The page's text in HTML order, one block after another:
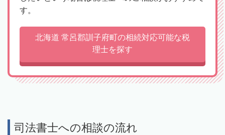
す。
北海道 常呂郡訓子府町の相続対応可能な税
理士を探す
司法書士への相談の流れ